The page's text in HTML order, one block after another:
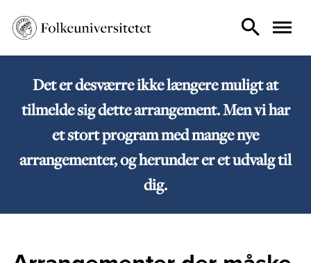
Det er desværre ikke længere muligt at
tilmelde sig dette arrangement. Men vi har
et stort program med mange nye
arrangementer, og herunder er et udvalg til
dig.